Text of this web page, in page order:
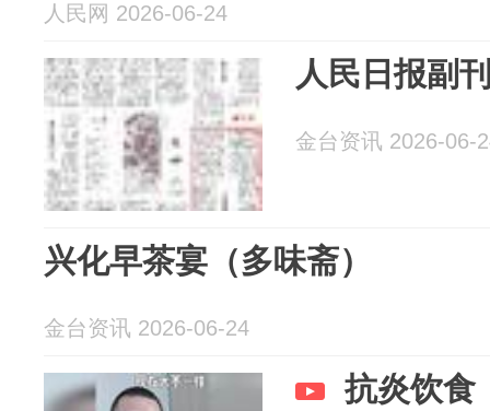
人民网 2026-06-24
人民日报副
金台资讯 2026-06-
兴化早茶宴（多味斋）
金台资讯 2026-06-24
抗炎饮食